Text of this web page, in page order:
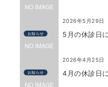
2026年5月29日
お知らせ 5月の休診日
2026年4月25日
お知らせ 4月の休診日